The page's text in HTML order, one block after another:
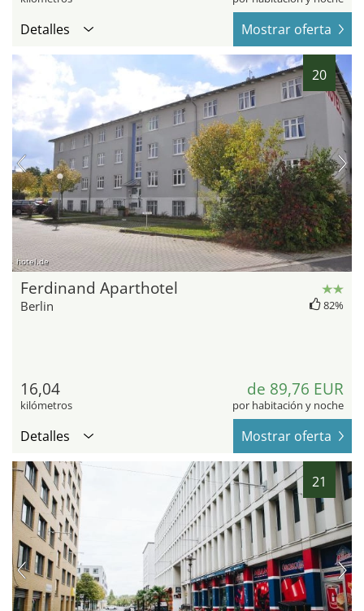
Detalles Mostrar oferta
20
hotel.de
Ferdinand Aparthotel
Berlin 82%
16,04
kilómetros
de 89,76 EUR
por habitación y noche
Detalles Mostrar oferta
21